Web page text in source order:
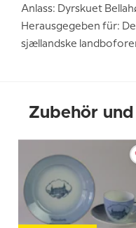
Anlass: Dyrskuet
Herausgegeben für:
sjællandske
Zubehör